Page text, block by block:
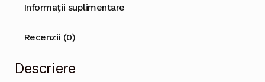
Informații suplimentare
Recenzii (0)
Descriere